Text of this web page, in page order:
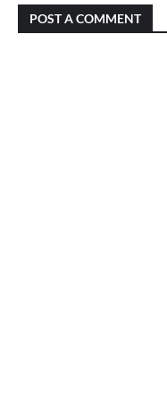
POST A COMMENT